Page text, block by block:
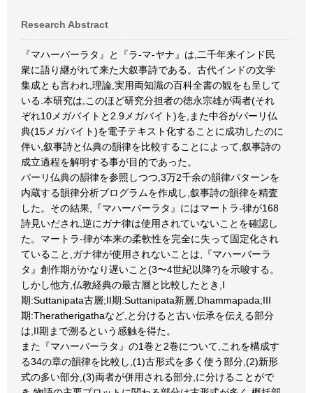
Research Abstract
『マハーバーラタ』と『ラ-マ-ヤナ』は,二千年来インド民
衆に語り継がれて来た大叙事詩である。古代インドの文学
集成とも言われ,理論,実用両知識の百科全書の観をも呈して
いる.本研究は,このほど研究分担者の徳永宗雄が両者(それ
ぞれ10メガバイトと2.9メガバイト)を,また中谷がパーリ仏
典(15メガバイト)を電子テキスト化することに成功したのに
伴い,叙事詩と仏典の韻律を比較することによって,叙事詩の
成立過程を解明する事が目的であった。
パーリ仏典の韻律を参照しつつ,3万2千余の韻律パターンを
内蔵する韻律分析プログラムを作成し,叙事詩の韻律を精査
した。その結果,『マハーバーラタ』にはマートラ-律が168
詩見いだされ,逆にガナ律は使用されていないことを確認し
た。マートラ-律が本来の柔軟性を完全に失って固定化され
ていること,ガナ律が使用されないことは,『マハーバーラ
タ』創作期がかなり遅いこと(3〜4世紀以降?)を示唆する。
しかし他方,仏教経典の最古層と比較したとき,I
期:Suttanipata古層;II期:Suttanipata新層,Dhammapada;III
期:Theratherigathaなど,と分けると古い伝承を伝える部分
は,II期まで溯るという感触を得た。
また『マハーバーラタ』の1巻と2巻について,これを構成す
る34の章の韻律を比較し,(1)古形式を多く使う部分,(2)新形
式の多い部分,(3)両者が併用される部分,に分けることがで